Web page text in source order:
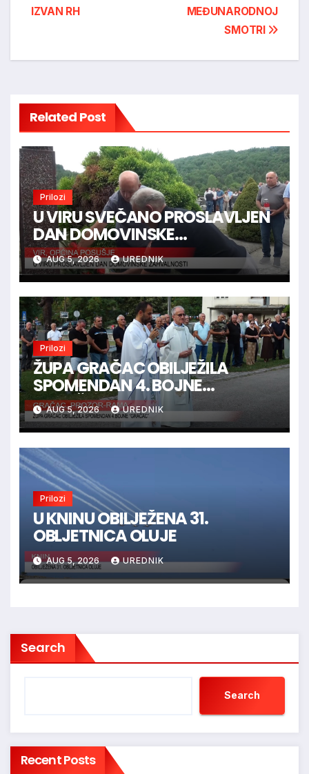
MEĐUNARODNOJ
SMOTRI
IZVAN RH
Related Post
Prilozi
U VIRU SVEČANO PROSLAVLJEN
DAN DOMOVINSKE
ZAHVALNOSTI
AUG 5, 2026 UREDNIK
Prilozi
ŽUPA GRAČAC OBILJEŽILA
SPOMENDAN 4. BOJNE
“GRAČAC”
AUG 5, 2026 UREDNIK
Prilozi
U KNINU OBILJEŽENA 31.
OBLJETNICA OLUJE
AUG 5, 2026 UREDNIK
Search
Search
Recent Posts